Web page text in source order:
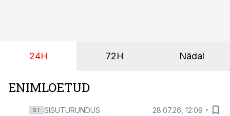
24H 72H Nädal
ENIMLOETUD
ST SISUTURUNDUS 28.07.26, 12:09